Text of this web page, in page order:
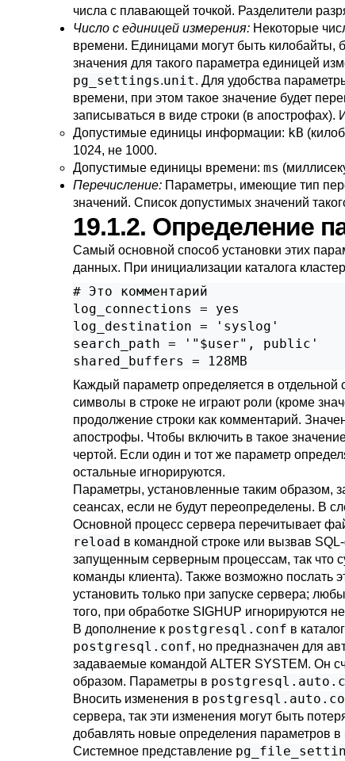
числа с плавающей точкой. Разделители
Число с единицей измерения: Некоторые
времени. Единицами могут быть килобайты,
значения для такого параметра единицей
pg_settings.unit. Для удобства
времени, при этом такое значение будет
записываться в виде строки (в
Допустимые единицы информации: kB
1024, не 1000.
Допустимые единицы времени: ms
Перечисление: Параметры, имеющие тип
значений. Список допустимых значений
19.1.2. Определение
Самый основной способ установки этих
данных. При инициализации каталога
# Это комментарий
log_connections = yes
log_destination = 'syslog'
search_path = '"$user", public'
shared_buffers = 128MB
Каждый параметр определяется в
символы в строке не играют роли (кроме
продолжение строки как комментарий.
апострофы. Чтобы включить в такое
чертой. Если один и тот же параметр
остальные игнорируются.
Параметры, установленные таким образом,
сеансах, если не будут переопределены. В
Основной процесс сервера перечитывает
reload в командной строке или вызвав
запущенным серверным процессам, так что
команды клиента). Также возможно послать
установить только при запуске сервера;
того, при обработке SIGHUP игнорируются
В дополнение к postgresql.conf в
postgresql.conf, но предназначен для
задаваемые командой ALTER SYSTEM. Он
образом. Параметры в
Вносить изменения в
сервера, так эти изменения могут быть
добавлять новые определения параметров
Системное представление